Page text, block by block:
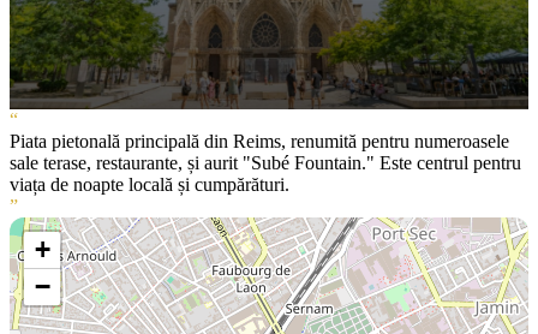
“
Piata pietonală principală din Reims, renumită pentru numeroasele
sale terase, restaurante, și aurit "Subé Fountain." Este centrul pentru
viața de noapte locală și cumpărături.
”
+
−